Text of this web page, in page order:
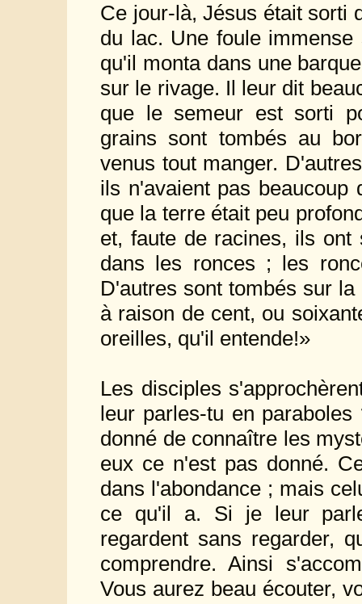
Ce jour-là, Jésus était sorti
du lac. Une foule
qu'il monta dans une
sur le rivage. Il leur dit
que le semeur est sorti
grains sont tombés au
venus tout manger.
ils n'avaient pas
que la terre était peu
et, faute de racines, ils ont
dans les ronces ; les
D'autres sont tombés sur
à raison de cent, ou
oreilles, qu'il entende!»
Les disciples
leur parles-tu en
donné de connaître les
eux ce n'est pas donné.
dans l'abondance ; mais
ce qu'il a. Si je leur
regardent sans regarder,
comprendre. Ainsi
Vous aurez beau écouter,